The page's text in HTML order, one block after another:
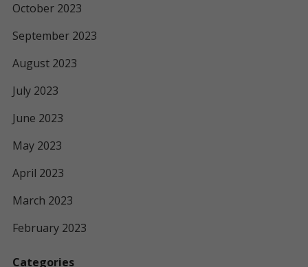
October 2023
September 2023
August 2023
July 2023
June 2023
May 2023
April 2023
March 2023
February 2023
Categories